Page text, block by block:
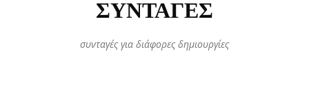
ΣΥΝΤΑΓΈΣ
συνταγές για διάφορες δημιουργίες